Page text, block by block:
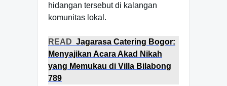
hidangan tersebut di kalangan
komunitas lokal.
READ Jagarasa Catering Bogor:
Menyajikan Acara Akad Nikah
yang Memukau di Villa Bilabong
789